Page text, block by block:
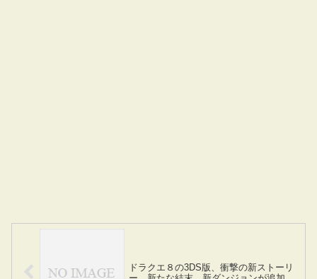
ドラクエ８の3DS版、衝撃の新ストーリ